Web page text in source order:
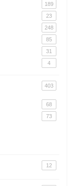
189
23
248
85
31
4
403
68
73
12